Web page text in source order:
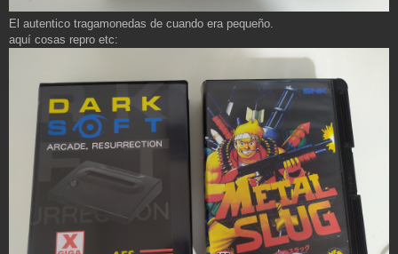
El autentico tragamonedas de cuando era pequeño.
aquí cosas repro etc: